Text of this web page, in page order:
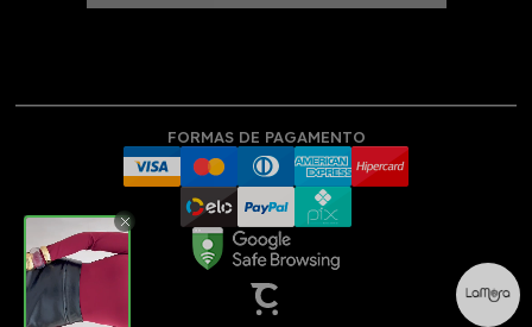
FORMAS DE PAGAMENTO